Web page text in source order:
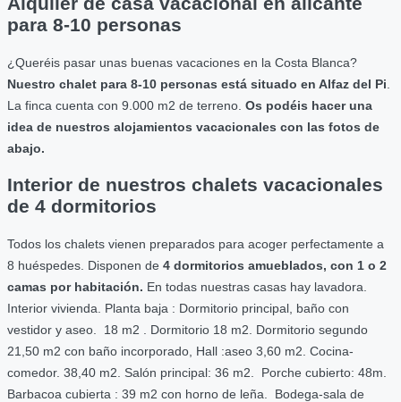
para 8-10 personas
¿Queréis pasar unas buenas vacaciones en la Costa Blanca?
Nuestro chalet para 8-10 personas está situado en Alfaz del Pi
La finca cuenta con 9.000 m2 de terreno. Os podéis hacer una
idea de nuestros alojamientos vacacionales con las fotos de
abajo.
Interior de nuestros chalets vacacionales
de 4 dormitorios
Todos los chalets vienen preparados para acoger perfectamente a
8 huéspedes. Disponen de 4 dormitorios amueblados, con 1 o 2
camas por habitación. En todas nuestras casas hay lavadora.
Interior vivienda. Planta baja : Dormitorio principal, baño con
vestidor y aseo. 18 m2 . Dormitorio 18 m2. Dormitorio segundo
21,50 m2 con baño incorporado, Hall :aseo 3,60 m2. Cocina-
comedor. 38,40 m2. Salón principal: 36 m2. Porche cubierto: 48m.
Barbacoa cubierta : 39 m2 con horno de leña. Bodega-sala de